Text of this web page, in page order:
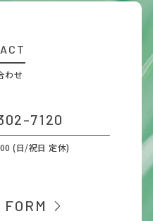
わせ
7120
(日/祝日 定休)